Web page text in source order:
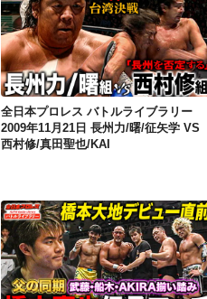
全日本プロレス バトルライブラリー 2009年11月21日 長州力/曙/征矢学 VS 西村修/真田聖也/KAI
全日本プロレス バトルライブラリー
2009年11月21日 長州力/曙/征矢学 VS
西村修/真田聖也/KAI
全日本プロレス バトルライブラリー 2011年2月6日 武藤敬司/大谷晋二郎 VS 船木誠勝/AKIRA